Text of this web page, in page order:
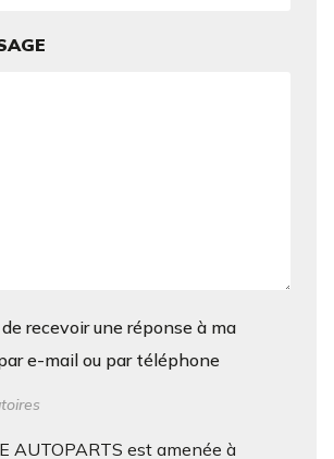
de recevoir une réponse à ma
e-mail ou par téléphone
AUTOPARTS est amenée à